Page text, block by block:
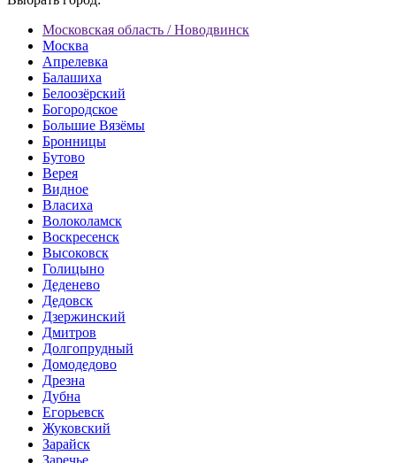
Московская область / Новодвинск
Москва
Апрелевка
Балашиха
Белоозёрский
Богородское
Большие Вязёмы
Бронницы
Бутово
Верея
Видное
Власиха
Волоколамск
Воскресенск
Высоковск
Голицыно
Деденево
Дедовск
Дзержинский
Дмитров
Долгопрудный
Домодедово
Дрезна
Дубна
Егорьевск
Жуковский
Зарайск
Заречье